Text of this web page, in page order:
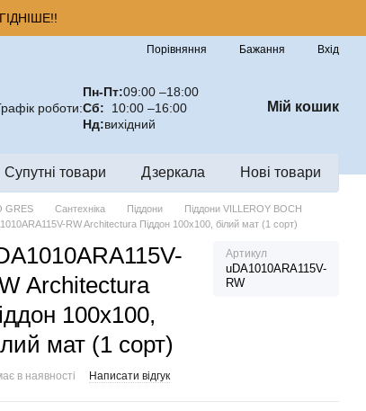
Порівняння Бажання Вхід
роботи:
Пн-Пт:09:00 –18:00
Сб: 10:00 –16:00
Нд:вихідний
Мій кошик
Супутні товари Дзеркала Нові товари
GRES Сантехніка Піддони
Піддони VILLEROY BOCH
RW Architectura Піддон 100х100, білий мат (1 сорт)
Architectura
100х100,
мат (1 сорт)
Артикул
uDA1010ARA115V-
RW
в наявності Написати відгук